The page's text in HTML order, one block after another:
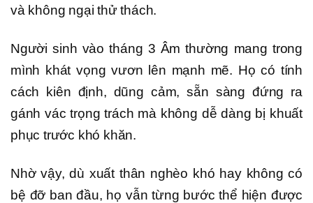
và không ngại thử thách.
Người sinh vào tháng 3 Âm thường mang trong
mình khát vọng vươn lên mạnh mẽ. Họ có tính
cách kiên định, dũng cảm, sẵn sàng đứng ra
gánh vác trọng trách mà không dễ dàng bị khuất
phục trước khó khăn.
Nhờ vậy, dù xuất thân nghèo khó hay không có
bệ đỡ ban đầu, họ vẫn từng bước thể hiện được